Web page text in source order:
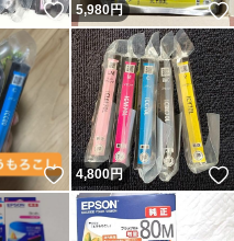
いいね！
5,980円
いいね！
4,800円